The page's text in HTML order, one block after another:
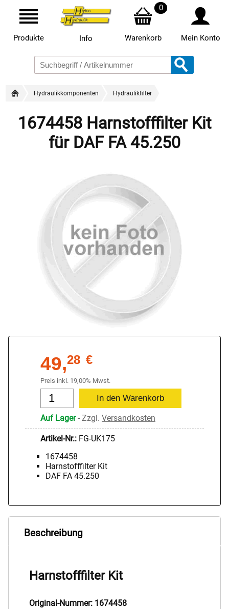
Produkte Info
0
Warenkorb Mein Konto
Hydraulikkomponenten Hydraulikfilter
1674458 Harnstofffilter Kit
für DAF FA 45.250
49,28 €
Preis inkl. 19,00% Mwst.
Auf Lager-Zzgl. Versandkosten
Artikel-Nr.: FG-UK175
1674458
Harnstofffilter Kit
DAF FA 45.250
Beschreibung
Harnstofffilter Kit
Original-Nummer: 1674458